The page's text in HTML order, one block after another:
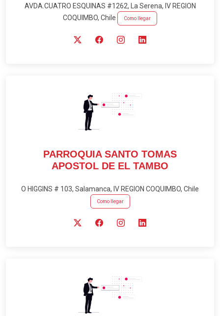
AVDA.CUATRO ESQUINAS #1262, La Serena, IV REGION
COQUIMBO, Chile
Como llegar
PARROQUIA SANTO TOMAS
APOSTOL DE EL TAMBO
O HIGGINS # 103, Salamanca, IV REGION COQUIMBO, Chile
Como llegar